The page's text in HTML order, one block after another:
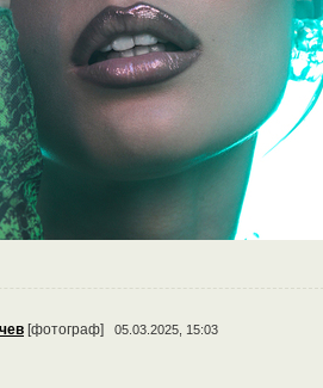
[фотограф] 05.03.2025, 15:03